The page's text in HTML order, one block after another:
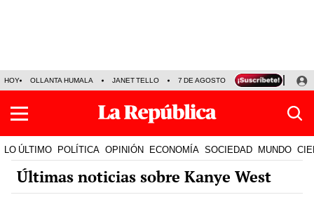
HOY OLLANTA HUMALA JANET TELLO 7 DE AGOSTO TINKA RESULTADOS
LO ÚLTIMO POLÍTICA OPINIÓN ECONOMÍA SOCIEDAD MUNDO
Últimas noticias sobre Kanye West